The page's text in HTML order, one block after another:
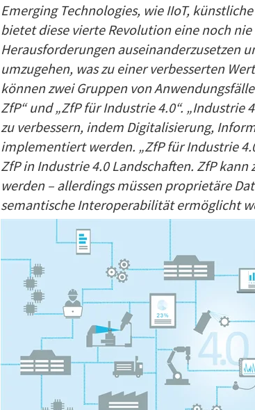
Emerging Technologies, wie IIoT,
bietet diese vierte Revolution eine noch
Herausforderungen auseinanderzusetzen
umzugehen, was zu einer verbesserten
können zwei Gruppen von
ZfP“ und „ZfP für Industrie 4.0“. „Industrie
zu verbessern, indem Digitalisierung,
implementiert werden. „ZfP für Industrie
ZfP in Industrie 4.0 Landschaften. ZfP
werden – allerdings müssen proprietäre
semantische Interoperabilität ermöglicht